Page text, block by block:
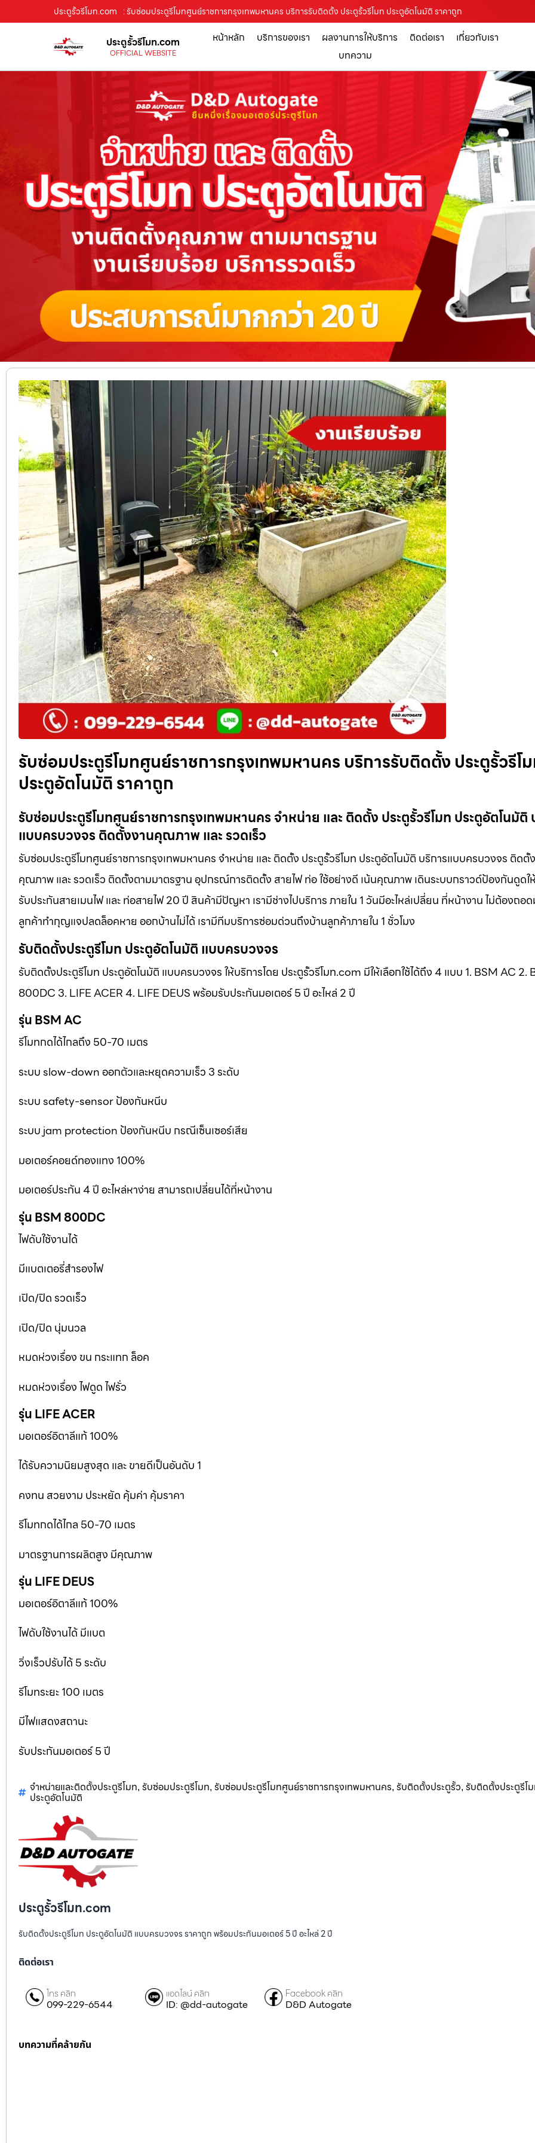
ประตูรั้วรีโมท.com : รับซ่อมประตูรีโมทศูนย์ราชการกรุงเทพมหานคร บริการรับติดตั้ง ประตูรั้วรีโมท ประตูอัตโนมัติ ราคาถูก
ประตูรั้วรีโมท.com
OFFICIAL WEBSITE
หน้าหลัก บริการของเรา ผลงานการให้บริการ ติดต่อเรา
เกี่ยวกับเรา
บทความ
รับซ่อมประตูรีโมทศูนย์ราชการกรุงเทพมหานคร บริการรับติดตั้ง ประตูรั้วรีโ
ประตูอัตโนมัติ ราคาถูก
รับซ่อมประตูรีโมทศูนย์ราชการกรุงเทพมหานคร จำหน่าย และ ติดตั้ง ประตูรั้วรีโมท ประตูอัตโนมัติ
แบบครบวงจร ติดตั้งงานคุณภาพ และ รวดเร็ว
รับซ่อมประตูรีโมทศูนย์ราชการกรุงเทพมหานคร จำหน่าย และ ติดตั้ง ประตูรั้วรีโมท ประตูอัตโนมัติ บริการแบบครบวงจร ติดตั้
คุณภาพ และ รวดเร็ว ติดตั้งตามมาตรฐาน อุปกรณ์การติดตั้ง สายไฟ ท่อ ใช้อย่างดี เน้นคุณภาพ เดินระบบกราวด์ป้องกันดูด
รับประกันสายเมนไฟ และ ท่อสายไฟ 20 ปี สินค้ามีปัญหา เรามีช่างไปบริการ ภายใน 1 วันมีอะไหล่เปลี่ยน ที่หน้างาน ไม่ต้องถอ
ลูกค้าทำกุญแจปลดล็อคหาย ออกบ้านไม่ได้ เรามีทีมบริการซ่อมด่วนถึงบ้านลูกค้าภายใน 1 ชั่วโมง
รับติดตั้งประตูรีโมท ประตูอัตโนมัติ แบบครบวงจร
รับติดตั้งประตูรีโมท ประตูอัตโนมัติ แบบครบวงจร ให้บริการโดย ประตูรั้วรีโมท.com มีให้เลือกใช้ได้ถึง 4 แบบ 1. BSM AC 2.
800DC 3. LIFE ACER 4. LIFE DEUS พร้อมรับประกันมอเตอร์ 5 ปี อะไหล่ 2 ปี
รุ่น BSM AC
รีโมทกดได้ไกลถึง 50-70 เมตร
ระบบ slow-down ออกตัวและหยุดความเร็ว 3 ระดับ
ระบบ safety-sensor ป้องกันหนีบ
ระบบ jam protection ป้องกันหนีบ กรณีเซ็นเซอร์เสีย
มอเตอร์คอยด์ทองแทง 100%
มอเตอร์ประกัน 4 ปี อะไหล่หาง่าย สามารถเปลี่ยนได้ที่หน้างาน
รุ่น BSM 800DC
ไฟดับใช้งานได้
มีแบตเตอรี่สำรองไฟ
เปิด/ปิด รวดเร็ว
เปิด/ปิด นุ่มนวล
หมดห่วงเรื่อง ขน กระแทก ล็อค
หมดห่วงเรื่อง ไฟดูด ไฟรั่ว
รุ่น LIFE ACER
มอเตอร์อิตาลีแท้ 100%
ได้รับความนิยมสูงสุด และ ขายดีเป็นอันดับ 1
คงทน สวยงาม ประหยัด คุ้มค่า คุ้มราคา
รีโมทกดได้ไกล 50-70 เมตร
มาตรฐานการผลิตสูง มีคุณภาพ
รุ่น LIFE DEUS
มอเตอร์อิตาลีแท้ 100%
ไฟดับใช้งานได้ มีแบต
วิ่งเร็วปรับได้ 5 ระดับ
รีโมทระยะ 100 เมตร
มีไฟแสดงสถานะ
รับประกันมอเตอร์ 5 ปี
จำหน่ายและติดตั้งประตูรีโมท, รับซ่อมประตูรีโมท, รับซ่อมประตูรีโมทศูนย์ราชการกรุงเทพมหานคร, รับติดตั้งประตูรั้ว, รับติดตั้งประตูรีโ
ประตูอัตโนมัติ
ประตูรั้วรีโมท.com
รับติดตั้งประตูรีโมท ประตูอัตโนมัติ แบบครบวงจร ราคาถูก พร้อมประกันมอเตอร์ 5 ปี อะไหล่ 2 ปี
ติดต่อเรา
โทร คลิก
099-229-6544
แอดไลน์ คลิก
ID: @dd-autogate
Facebook คลิก
D&D Autogate
บทความที่คล้ายกัน